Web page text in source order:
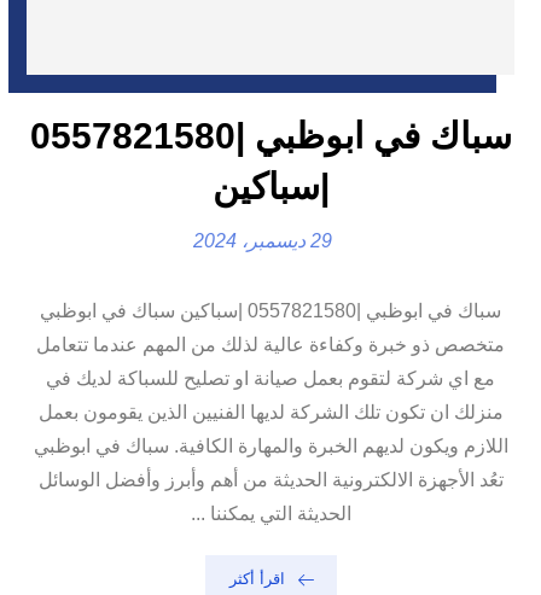
سباك في ابوظبي |0557821580
|سباكين
29 ديسمبر، 2024
سباك في ابوظبي |0557821580 |سباكين سباك في ابوظبي
متخصص ذو خبرة وكفاءة عالية لذلك من المهم عندما تتعامل
مع اي شركة لتقوم بعمل صيانة او تصليح للسباكة لديك في
منزلك ان تكون تلك الشركة لديها الفنيين الذين يقومون بعمل
اللازم ويكون لديهم الخبرة والمهارة الكافية. سباك في ابوظبي
تعُد الأجهزة الالكترونية الحديثة من أهم وأبرز وأفضل الوسائل
الحديثة التي يمكننا ...
اقرأ أكثر